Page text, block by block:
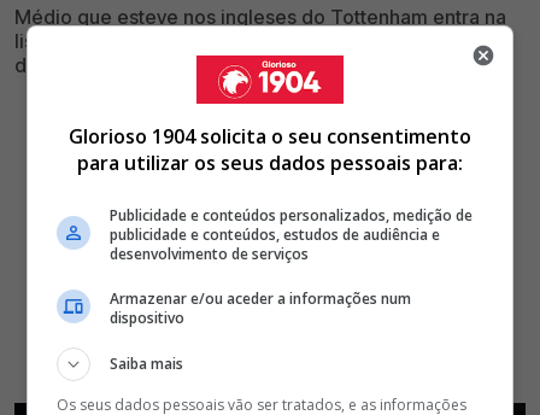
Médio que esteve nos ingleses do Tottenham entra na
lista de alvos do Glorioso para reforçar o meio-campo
da equipa de Marco Silva
Glorioso 1904 solicita o seu consentimento
para utilizar os seus dados pessoais para:
Publicidade e conteúdos personalizados, medição de
publicidade e conteúdos, estudos de audiência e
desenvolvimento de serviços
Armazenar e/ou aceder a informações num
dispositivo
Saiba mais
Os seus dados pessoais vão ser tratados, e as informações